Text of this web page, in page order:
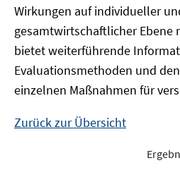
Wirkungen auf individueller
gesamtwirtschaftlicher Ebene
bietet weiterführende
Evaluationsmethoden und
einzelnen Maßnahmen für
Zurück zur Übersicht